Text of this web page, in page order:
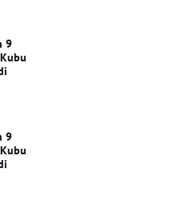
9
9